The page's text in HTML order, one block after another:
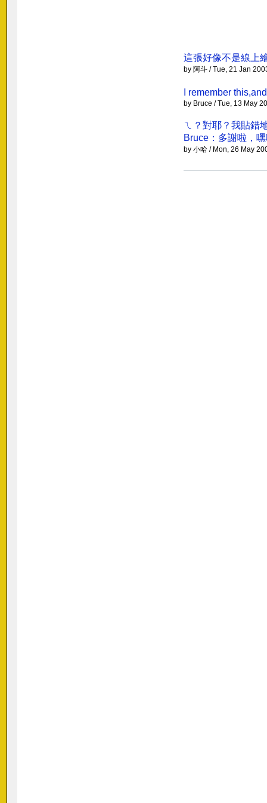
這張好像不是線上
by 阿斗 / Tue, 21 Jan
I remember
by Bruce / Tue, 13 May
ㄟ？對耶？我貼錯
Bruce：多謝啦，
by 小哈 / Mon, 26 May